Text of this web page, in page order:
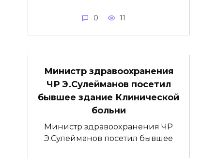
0 11
Министр здравоохранения
ЧР Э.Сулейманов посетил
бывшее здание Клинической
больни
Министр здравоохранения ЧР
Э.Сулейманов посетил бывшее